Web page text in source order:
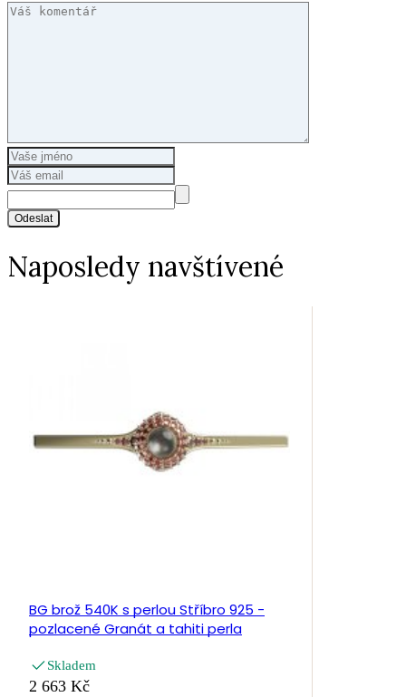
Odeslat
Naposledy navštívené
BG brož 540K s perlou Stříbro 925 -
pozlacené Granát a tahiti perla
Skladem
2 663 Kč